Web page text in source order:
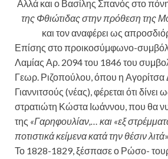
Αλλά και ο Βασίλης Σπανός στο
της Φθιώτιδας στην πρόθεση της
και τον αναφέρει ως
Επίσης στο προικοσύμφωνο-
Λαμίας Αρ. 2094 του 1846 του
Γεωρ. Ριζοπούλου, όπου η Αγορίτσα
Γιαννιτσούς (νέας), φέρεται ότι δίνει
στρατιώτη Κώστα Ιωάννου, που θα
της «Γαρηφουλίαν,… και «εξ
ποτιστικά κείμενα κατά την θέσιν λιτά
Το 1828-1829, ξέσπασε ο Ρώσο-